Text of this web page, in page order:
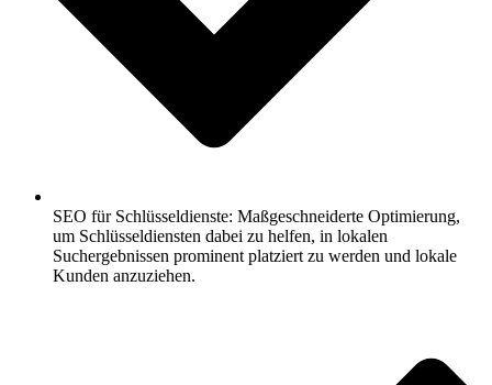
SEO für Schlüsseldienste: Maßgeschneiderte Optimierung,
um Schlüsseldiensten dabei zu helfen, in lokalen
Suchergebnissen prominent platziert zu werden und lokale
Kunden anzuziehen.